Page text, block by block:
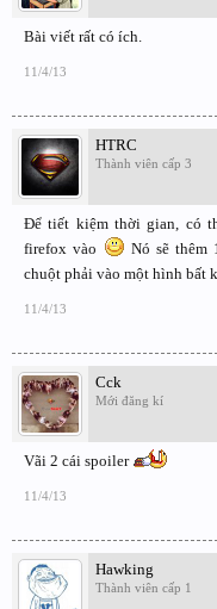
Bài viết rất có ích.
11/4/13
HTRC
Thành viên cấp 3
Để tiết kiệm thời gian, có
firefox vào
Nó sẽ thêm
chuột phải vào một hình bất
11/4/13
Cck
Mới đăng kí
Vãi 2 cái spoiler
11/4/13
Hawking
Thành viên cấp 1